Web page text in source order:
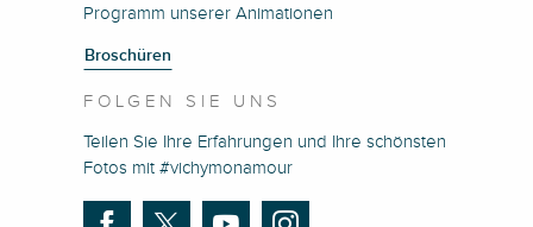
Programm unserer Animationen
Broschüren
FOLGEN SIE UNS
Teilen Sie Ihre Erfahrungen und Ihre schönsten
Fotos mit #vichymonamour